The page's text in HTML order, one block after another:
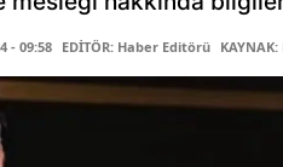
- 09:58 EDİTÖR: Haber Editörü